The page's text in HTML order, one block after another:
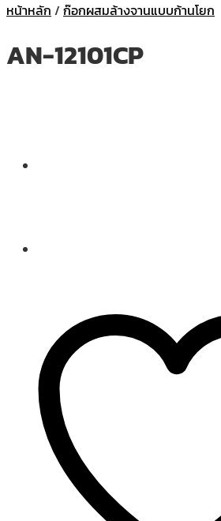
หน้าหลัก / ก๊อกผสมล้างจานแบบก้านโยก
AN-12101CP